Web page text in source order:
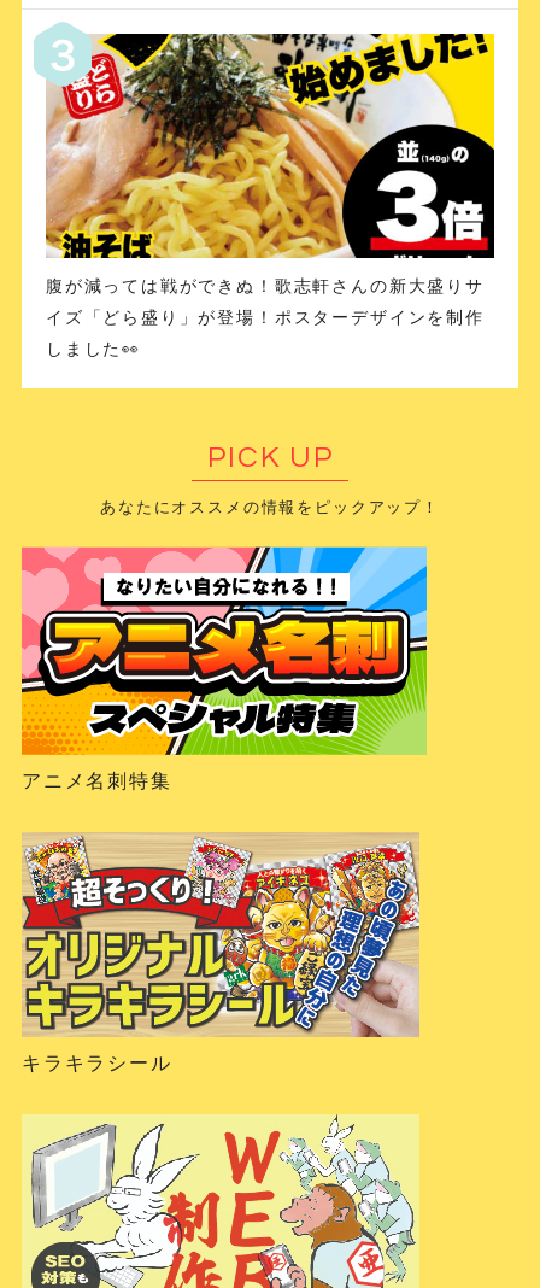
腹が減っては戦ができぬ！歌志軒さんの新大盛りサ
イズ「どら盛り」が登場！ポスターデザインを制作
しました👀
PICK UP
あなたにオススメの情報をピックアップ！
アニメ名刺特集
キラキラシール